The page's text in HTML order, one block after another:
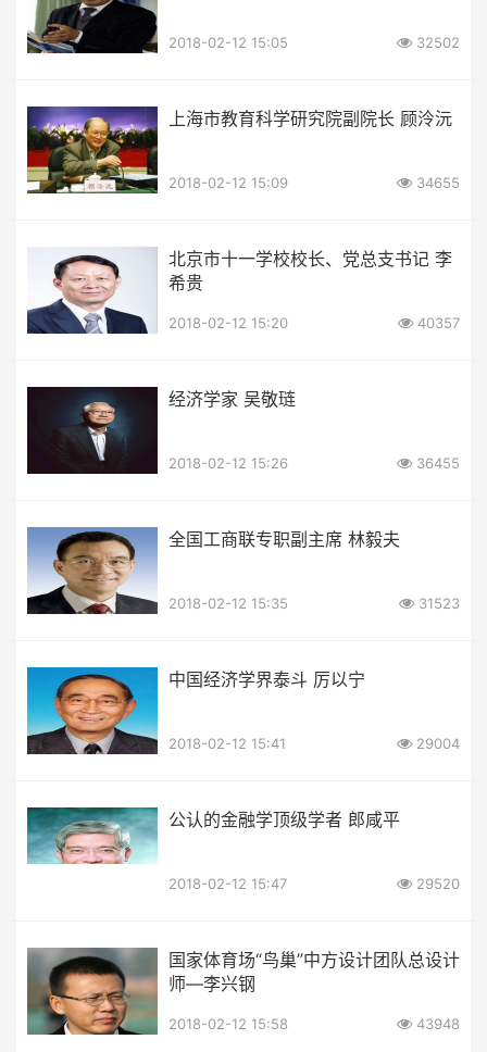
2018-02-12 15:05 32502
上海市教育科学研究院副院长 顾泠沅
2018-02-12 15:09 34655
北京市十一学校校长、党总支书记 李
希贵
2018-02-12 15:20 40357
经济学家 吴敬琏
2018-02-12 15:26 36455
全国工商联专职副主席 林毅夫
2018-02-12 15:35 31523
中国经济学界泰斗 厉以宁
2018-02-12 15:41 29004
公认的金融学顶级学者 郎咸平
2018-02-12 15:47 29520
国家体育场“鸟巢”中方设计团队总设计
师—李兴钢
2018-02-12 15:58 43948